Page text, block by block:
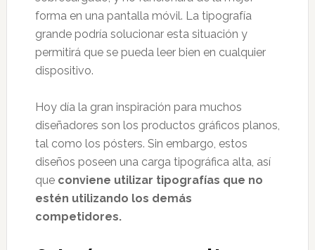
forma en una pantalla móvil. La tipografía
grande podría solucionar esta situación y
permitirá que se pueda leer bien en cualquier
dispositivo.
Hoy día la gran inspiración para muchos
diseñadores son los productos gráficos planos,
tal como los pósters. Sin embargo, estos
diseños poseen una carga tipográfica alta, así
que conviene utilizar tipografías que no
estén utilizando los demás
competidores.